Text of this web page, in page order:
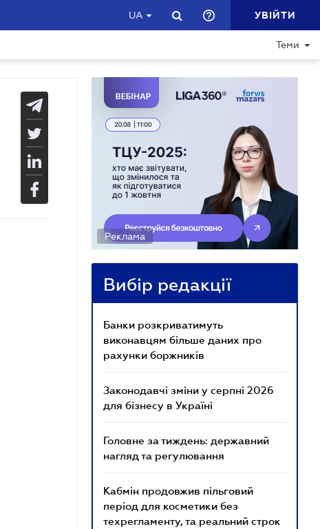
UA УВІЙТИ
Теми
Реклама
Вибір редакції
Банки розкриватимуть
виконавцям більше даних про
рахунки боржників
Законодавчі зміни у серпні 2026
для бізнесу в Україні
Головне за тиждень: державний
нагляд та регулювання
Кабмін продовжив пільговий
період для косметики без
техрегламенту, та реальний строк